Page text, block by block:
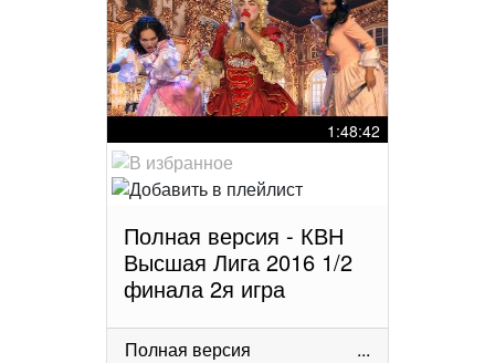
1:48:42
Полная версия - КВН
Высшая Лига 2016 1/2
финала 2я игра
Полная версия ...